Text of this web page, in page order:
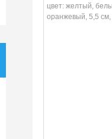
гцвет: желтый,
оранжевый, 5,5 см,